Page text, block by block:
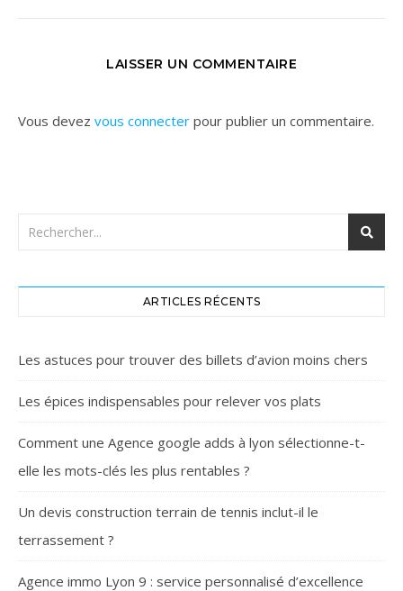
LAISSER UN COMMENTAIRE
Vous devez vous connecter pour publier un commentaire.
ARTICLES RÉCENTS
Les astuces pour trouver des billets d’avion moins chers
Les épices indispensables pour relever vos plats
Comment une Agence google adds à lyon sélectionne-t-
elle les mots-clés les plus rentables ?
Un devis construction terrain de tennis inclut-il le
terrassement ?
Agence immo Lyon 9 : service personnalisé d’excellence